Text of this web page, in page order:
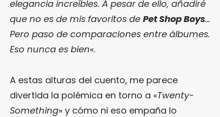
elegancia increíbles. A pesar de ello, añadiré
que no es de mis favoritos de Pet Shop Boys…
Pero paso de comparaciones entre álbumes.
Eso nunca es bien«.
A estas alturas del cuento, me parece
divertida la polémica en torno a «Twenty-
Something» y cómo ni eso empaña lo